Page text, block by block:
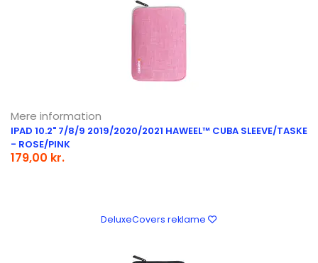
Mere information
IPAD 10.2" 7/8/9 2019/2020/2021 HAWEEL™ CUBA SLEEVE/TASKE
- ROSE/PINK
179,00 kr.
DeluxeCovers reklame